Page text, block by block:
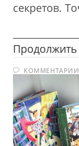
секретов.
КОММЕНТАРИИ